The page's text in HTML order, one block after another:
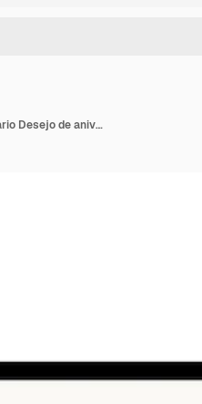
Feito em 1962 Todas as peças originais Cartões de aniversário Desejo de aniversário nascido em 19s